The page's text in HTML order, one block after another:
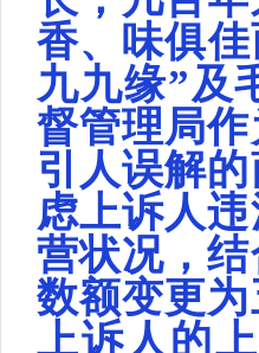
香、味俱
九九缘”及
督管理局
引人误解
虑上诉人
营状况，
数额变更
上诉人的